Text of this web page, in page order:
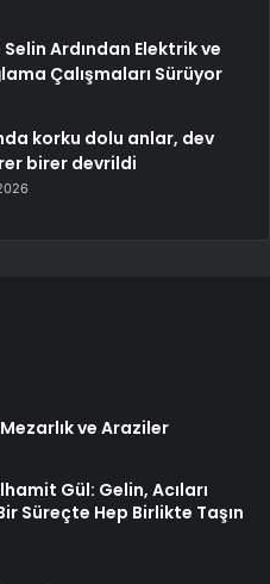
Ardından Elektrik ve
Çalışmaları Sürüyor
korku dolu anlar, dev
birer devrildi
ve Araziler
Gül: Gelin, Acıları
Süreçte Hep Birlikte Taşın